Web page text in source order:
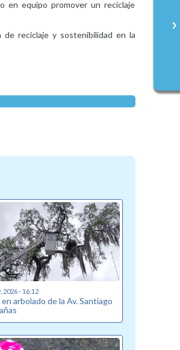
en equipo promover un reciclaje
reciclaje y sostenibilidad en la
2026 - 16:12
arbolado de la Av. Santiago